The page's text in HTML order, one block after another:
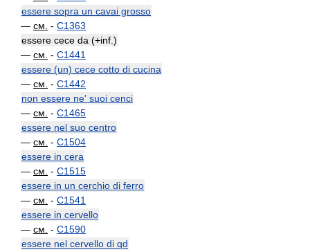
essere sopra un cavai grosso
— см. - C1363
essere cece da (+inf.)
— см. - C1441
essere (un) cece cotto di cucina
— см. - C1442
non essere ne' suoi cenci
— см. - C1465
essere nel suo centro
— см. - C1504
essere in cera
— см. - C1515
essere in un cerchio di ferro
— см. - C1541
essere in cervello
— см. - C1590
essere nel cervello di qd